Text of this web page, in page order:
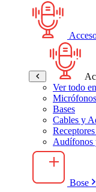
Ver todo
Micrófonos
Bases
Cables y
Audífonos
Bose